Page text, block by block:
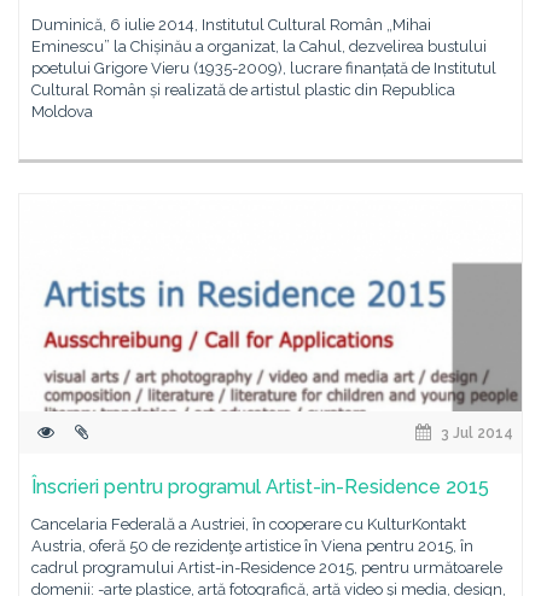
Duminică, 6 iulie 2014, Institutul Cultural Român „Mihai
Eminescu” la Chișinău a organizat, la Cahul, dezvelirea bustului
poetului Grigore Vieru (1935-2009), lucrare finanțată de Institutul
Cultural Român și realizată de artistul plastic din Republica
Moldova
3 Jul 2014
Înscrieri pentru programul Artist-in-Residence 2015
Cancelaria Federală a Austriei, în cooperare cu KulturKontakt
Austria, oferă 50 de rezidenţe artistice în Viena pentru 2015, în
cadrul programului Artist-in-Residence 2015, pentru următoarele
domenii: -arte plastice, artă fotografică, artă video şi media, design,